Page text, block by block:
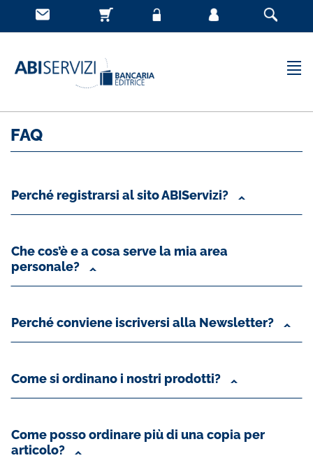
FAQ
Perché registrarsi al sito ABIServizi?
Che cos’è e a cosa serve la mia area
personale?
Perché conviene iscriversi alla Newsletter?
Come si ordinano i nostri prodotti?
Come posso ordinare più di una copia per
articolo?